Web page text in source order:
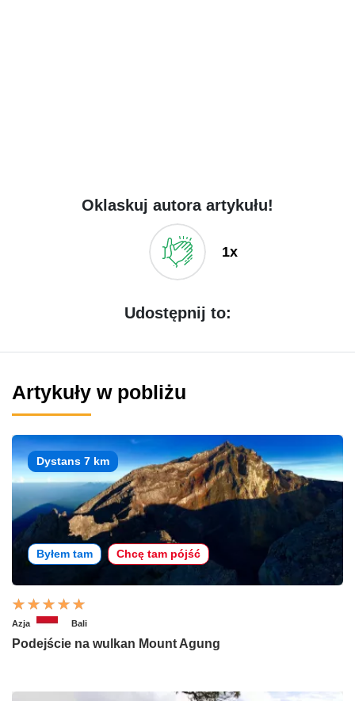
Oklaskuj autora artykułu!
1x
Udostępnij to:
Artykuły w pobliżu
Dystans 7 km
Byłem tam Chcę tam pójść
Azja Bali
Podejście na wulkan Mount Agung